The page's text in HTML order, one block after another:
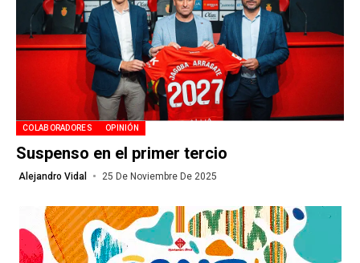
COLABORADORES OPINIÓN
Suspenso en el primer tercio
Alejandro Vidal 25 De Noviembre De 2025